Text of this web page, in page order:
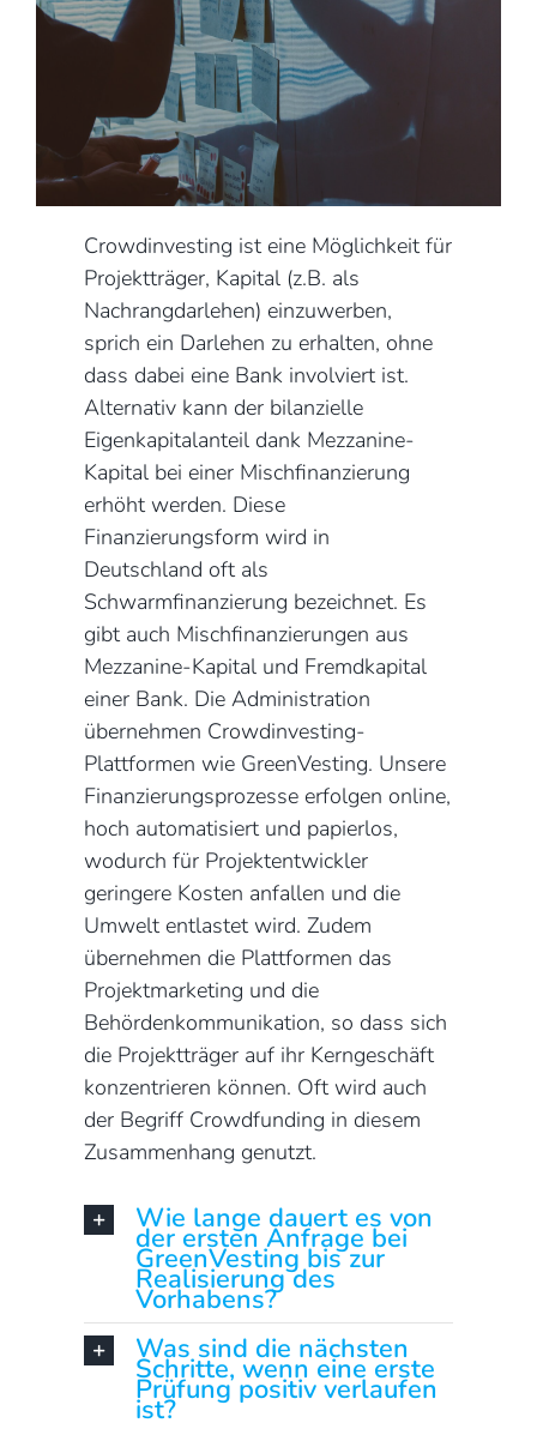
Crowdinvesting ist eine Möglichkeit für
Projektträger, Kapital (z.B. als
Nachrangdarlehen) einzuwerben,
sprich ein Darlehen zu erhalten, ohne
dass dabei eine Bank involviert ist.
Alternativ kann der bilanzielle
Eigenkapitalanteil dank Mezzanine-
Kapital bei einer Mischfinanzierung
erhöht werden. Diese
Finanzierungsform wird in
Deutschland oft als
Schwarmfinanzierung bezeichnet. Es
gibt auch Mischfinanzierungen aus
Mezzanine-Kapital und Fremdkapital
einer Bank. Die Administration
übernehmen Crowdinvesting-
Plattformen wie GreenVesting. Unsere
Finanzierungsprozesse erfolgen online,
hoch automatisiert und papierlos,
wodurch für Projektentwickler
geringere Kosten anfallen und die
Umwelt entlastet wird. Zudem
übernehmen die Plattformen das
Projektmarketing und die
Behördenkommunikation, so dass sich
die Projektträger auf ihr Kerngeschäft
konzentrieren können. Oft wird auch
der Begriff Crowdfunding in diesem
Zusammenhang genutzt.
Wie lange dauert es von
der ersten Anfrage bei
GreenVesting bis zur
Realisierung des
Vorhabens?
Was sind die nächsten
Schritte, wenn eine erste
Prüfung positiv verlaufen
ist?